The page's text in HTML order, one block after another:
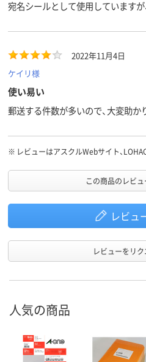
宛名シールとして使用していますが
2022年11月4日
ケイリ様
使い易い
郵送する件数が多いので、大変助か
※ レビューはアスクルWebサイト、
この商品のレビ
レビュ
レビューをリ
人気の商品